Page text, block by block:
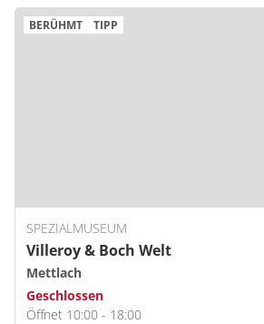
BERÜHMT TIPP
SPEZIALMUSEUM
Villeroy & Boch Welt
Mettlach
Geschlossen
Öffnet 10:00 - 18:00